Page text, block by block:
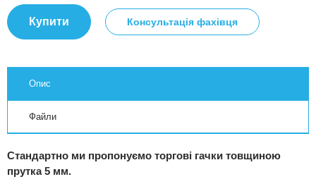
Купити Консультація фахівця
Опис
Файли
Стандартно ми пропонуємо торгові гачки товщиною
прутка 5 мм.